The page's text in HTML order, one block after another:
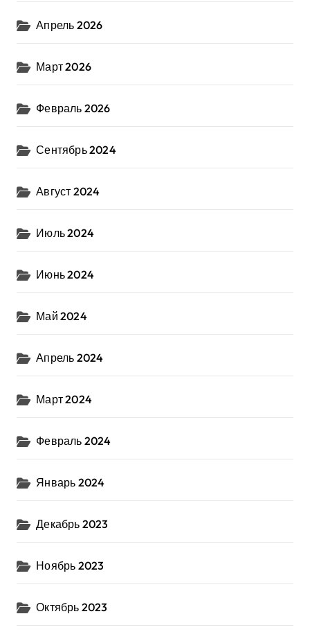
Апрель 2026
Март 2026
Февраль 2026
Сентябрь 2024
Август 2024
Июль 2024
Июнь 2024
Май 2024
Апрель 2024
Март 2024
Февраль 2024
Январь 2024
Декабрь 2023
Ноябрь 2023
Октябрь 2023